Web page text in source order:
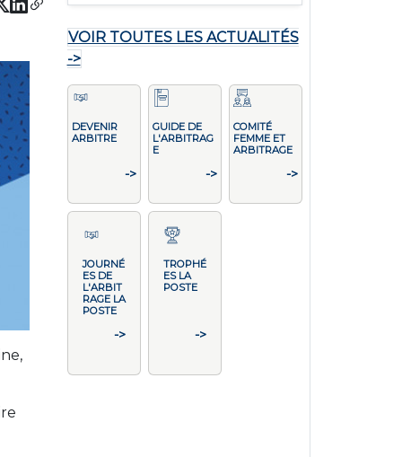
VOIR TOUTES LES ACTUALITÉS
->
DEVENIR
ARBITRE
->
GUIDE DE
L'ARBITRAG
E
->
COMITÉ
FEMME ET
ARBITRAGE
->
JOURNÉ
ES DE
L'ARBIT
RAGE LA
POSTE
->
TROPHÉ
ES LA
POSTE
->